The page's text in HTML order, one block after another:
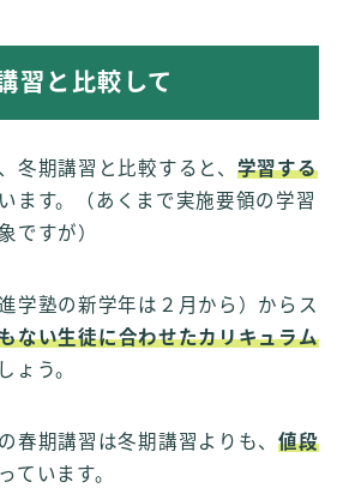
習と比較して
冬期講習と比較すると、 学習する
ます。（あくまで実施要領の学習
ですが）
学塾の新学年は２月から）からス
ない生徒に合わせたカリキュラム
ょう。
春期講習は冬期講習よりも、値段
ています。